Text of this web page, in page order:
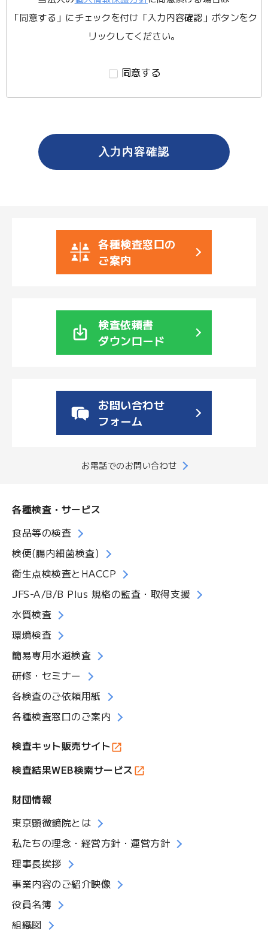
「同意する」にチェックを付け「入力内容確認」ボタンをク
リックしてください。
同意する
各種検査窓口の
ご案内
検査依頼書
ダウンロード
お問い合わせ
フォーム
お電話でのお問い合わせ
各種検査・サービス
食品等の検査
検便(腸内細菌検査)
衛生点検検査とHACCP
JFS-A/B/B Plus 規格の監査・取得支援
水質検査
環境検査
簡易専用水道検査
研修・セミナー
各検査のご依頼用紙
各種検査窓口のご案内
検査キット販売サイト
検査結果WEB検索サービス
財団情報
東京顕微鏡院とは
私たちの理念・経営方針・運営方針
理事長挨拶
事業内容のご紹介映像
役員名簿
組織図